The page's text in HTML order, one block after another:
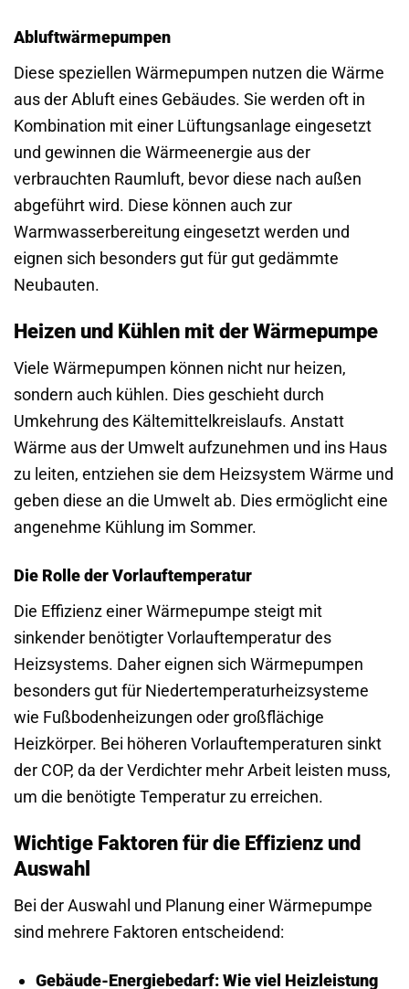
Abluftwärmepumpen
Diese speziellen Wärmepumpen nutzen die Wärme
aus der Abluft eines Gebäudes. Sie werden oft in
Kombination mit einer Lüftungsanlage eingesetzt
und gewinnen die Wärmeenergie aus der
verbrauchten Raumluft, bevor diese nach außen
abgeführt wird. Diese können auch zur
Warmwasserbereitung eingesetzt werden und
eignen sich besonders gut für gut gedämmte
Neubauten.
Heizen und Kühlen mit der Wärmepumpe
Viele Wärmepumpen können nicht nur heizen,
sondern auch kühlen. Dies geschieht durch
Umkehrung des Kältemittelkreislaufs. Anstatt
Wärme aus der Umwelt aufzunehmen und ins Haus
zu leiten, entziehen sie dem Heizsystem Wärme und
geben diese an die Umwelt ab. Dies ermöglicht eine
angenehme Kühlung im Sommer.
Die Rolle der Vorlauftemperatur
Die Effizienz einer Wärmepumpe steigt mit
sinkender benötigter Vorlauftemperatur des
Heizsystems. Daher eignen sich Wärmepumpen
besonders gut für Niedertemperaturheizsysteme
wie Fußbodenheizungen oder großflächige
Heizkörper. Bei höheren Vorlauftemperaturen sinkt
der COP, da der Verdichter mehr Arbeit leisten muss,
um die benötigte Temperatur zu erreichen.
Wichtige Faktoren für die Effizienz und
Auswahl
Bei der Auswahl und Planung einer Wärmepumpe
sind mehrere Faktoren entscheidend:
Gebäude-Energiebedarf:Wie viel Heizleistung